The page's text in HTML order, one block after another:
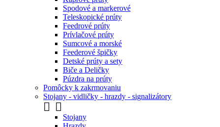
Spodové a markerové
Teleskopické prúty
Feedrové prúty
Prívlačové prúty
Sumcové a morské
Feederové špičky
Detské prúty a sety
Biče a Deličky
Púzdra na prúty
Pomôcky k zakrmovaniu
Stojany - vidličky - hrazdy - signalizátory
 
Stojany